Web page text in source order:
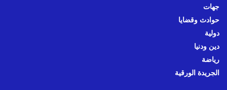
جهات
حوادث وقضايا
دولية
دين ودنيا
رياضة
الجريدة الورقية